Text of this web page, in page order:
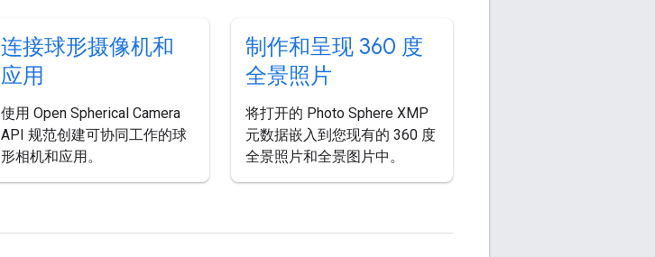
连接球形摄像机和
应用
使用 Open Spherical Camera
API 规范创建可协同工作的球
形相机和应用。
制作和呈现 360 度
全景照片
将打开的 Photo Sphere XMP
元数据嵌入到您现有的 360 度
全景照片和全景图片中。